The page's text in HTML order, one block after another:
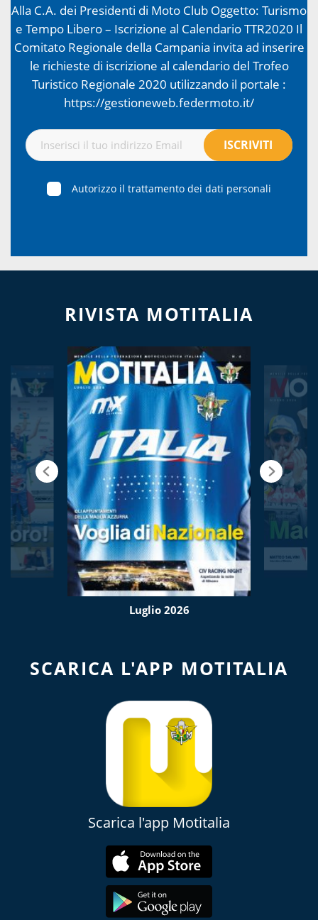
Alla C.A. dei Presidenti di Moto Club Oggetto: Turismo
e Tempo Libero – Iscrizione al Calendario TTR2020 Il
Comitato Regionale della Campania invita ad inserire
le richieste di iscrizione al calendario del Trofeo
Turistico Regionale 2020 utilizzando il portale :
https://gestioneweb.federmoto.it/
Autorizzo il trattamento dei dati personali
RIVISTA MOTITALIA
Luglio 2026
SCARICA L'APP MOTITALIA
Scarica l'app Motitalia